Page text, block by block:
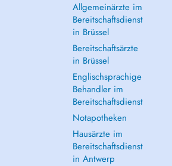
Allgemeinärzte im
Bereitschaftsdienst
in Brüssel
Bereitschaftsärzte
in Brüssel
Englischsprachige
Behandler im
Bereitschaftsdienst
Notapotheken
Hausärzte im
Bereitschaftsdienst
in Antwerp